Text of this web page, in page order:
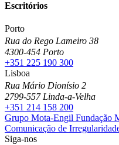
Escritórios
Porto
Rua do Rego Lameiro 38
4300-454 Porto
+351 225 190 300
Lisboa
Rua Mário Dionísio 2
2799-557 Linda-a-Velha
+351 214 158 200
Grupo Mota-Engil Fundação
Comunicação de
Siga-nos